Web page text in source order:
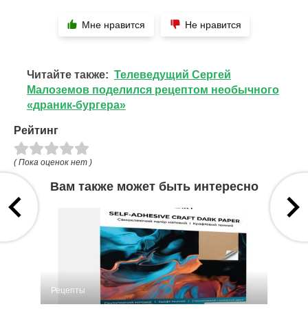
Мне нравится Не нравится
Читайте также: Телеведущий Сергей
Малоземов поделился рецептом необычного
«драник-бургера»
Рейтинг
( Пока оценок нет )
Вам также может быть интересно
Рецепты